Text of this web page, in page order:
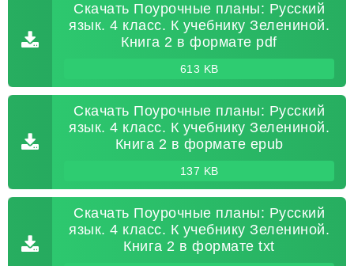
Скачать Поурочные планы: Русский
язык. 4 класс. К учебнику Зелениной.
Книга 2 в формате pdf
613 KB
Скачать Поурочные планы: Русский
язык. 4 класс. К учебнику Зелениной.
Книга 2 в формате epub
137 KB
Скачать Поурочные планы: Русский
язык. 4 класс. К учебнику Зелениной.
Книга 2 в формате txt